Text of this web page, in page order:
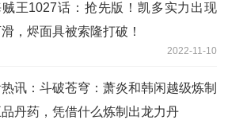
王1027话：抢先版！凯多实力出现
，烬面具被索隆打破！
2022-11-10
讯：斗破苍穹：萧炎和韩闲越级炼制
品丹药，凭借什么炼制出龙力丹